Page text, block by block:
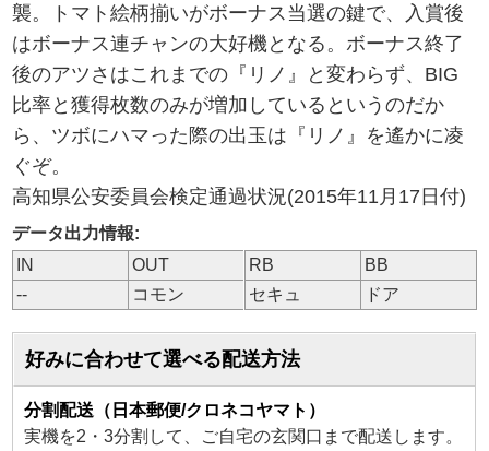
襲。トマト絵柄揃いがボーナス当選の鍵で、入賞後
はボーナス連チャンの大好機となる。ボーナス終了
後のアツさはこれまでの『リノ』と変わらず、BIG
比率と獲得枚数のみが増加しているというのだか
ら、ツボにハマった際の出玉は『リノ』を遙かに凌
ぐぞ。
高知県公安委員会検定通過状況(2015年11月17日付)
データ出力情報:
IN
OUT RB
BB
--
コモン セキュ ドア
好みに合わせて選べる配送方法
分割配送（日本郵便/クロネコヤマト）
実機を2・3分割して、ご自宅の玄関口まで配送します。